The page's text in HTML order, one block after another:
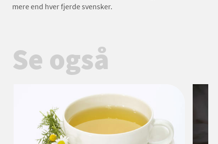
mere end hver fjerde svensker.
Se også